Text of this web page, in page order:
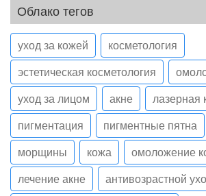
Облако тегов
уход за кожей
косметология
эстетическая косметология
уход за лицом
акне
лазерная
пигментация
пигментные пятна
морщины
кожа
омоложение
лечение акне
антивозрастной